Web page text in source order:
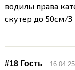
водилы права
cкутер до 50см/3
#18 Гость